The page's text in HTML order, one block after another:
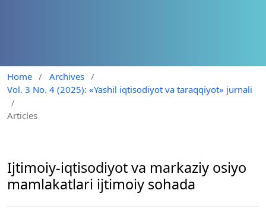
Home / Archives /
Vol. 3 No. 4 (2025): «Yashil iqtisodiyot va taraqqiyot» jurnali
/
Articles
Ijtimoiy-iqtisodiyot va markaziy osiyo
mamlakatlari ijtimoiy sohada